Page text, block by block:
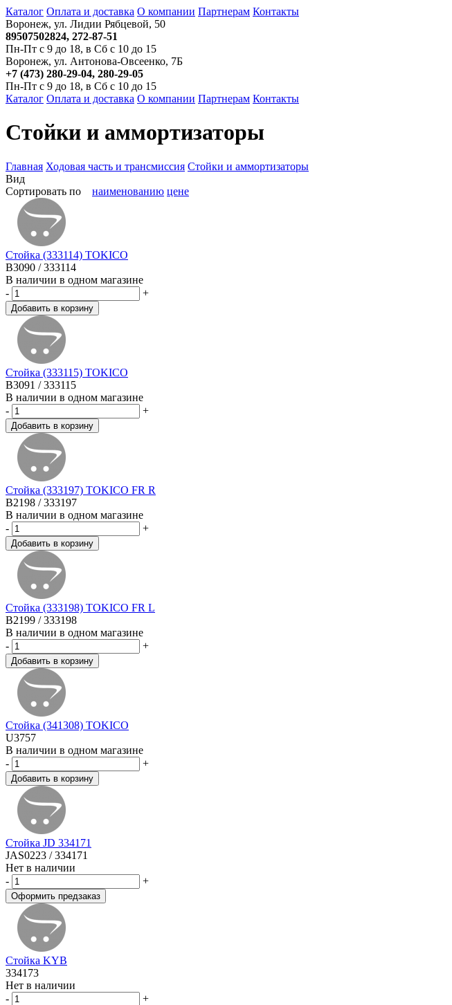
Каталог Оплата и доставка О компании Партнерам Контакты
Воронеж, ул. Лидии Рябцевой, 50
89507502824, 272-87-51
Пн-Пт с 9 до 18, в Сб с 10 до 15
Воронеж, ул. Антонова-Овсеенко, 7Б
+7 (473) 280-29-04, 280-29-05
Пн-Пт с 9 до 18, в Сб с 10 до 15
Каталог Оплата и доставка О компании Партнерам Контакты
Стойки и аммортизаторы
Главная Ходовая часть и трансмиссия Стойки и аммортизаторы
Вид
Сортировать по наименованию цене
Стойка (333114) TOKICO
B3090 / 333114
В наличии в одном магазине
-
+
Стойка (333115) TOKICO
B3091 / 333115
В наличии в одном магазине
-
+
Стойка (333197) TOKICO FR R
B2198 / 333197
В наличии в одном магазине
-
+
Стойка (333198) TOKICO FR L
B2199 / 333198
В наличии в одном магазине
-
+
Стойка (341308) TOKICO
U3757
В наличии в одном магазине
-
+
Стойка JD 334171
JAS0223 / 334171
Нет в наличии
-
+
Стойка KYB
334173
Нет в наличии
-
+